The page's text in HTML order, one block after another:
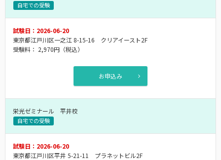
自宅での受験
試験日：2026-06-20
東京都江戸川区一之江 8-15-16 クリアイースト2F
受験料： 2,970円 （税込）
お申込み
栄光ゼミナール 平井校
自宅での受験
試験日：2026-06-20
東京都江戸川区平井 5-21-11 プラネットビル2F